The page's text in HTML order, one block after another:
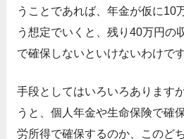
うことであれば、年金が仮に10
う想定でいくと、残り40万円の
で確保しないといけないわけです
手段としてはいろいろあります
うと、個人年金や生命保険で確
労所得で確保するのか、このど